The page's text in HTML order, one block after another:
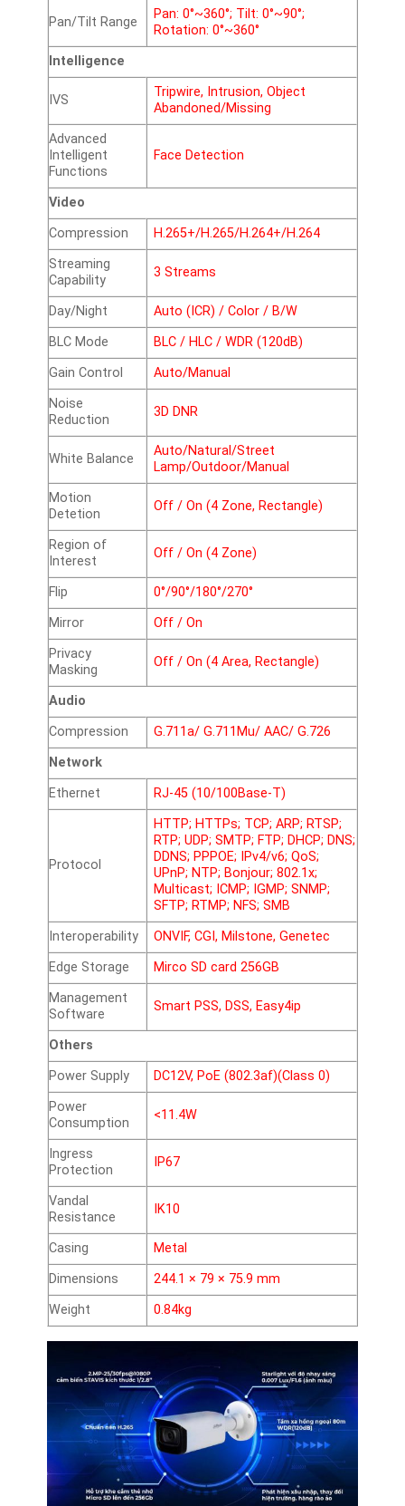
Pan/Tilt Range
Pan: 0°~360°; Tilt: 0°~90°;
Rotation: 0°~360°
Intelligence
IVS
Tripwire, Intrusion, Object
Abandoned/Missing
Advanced
Intelligent
Functions
Face Detection
Video
Compression
H.265+/H.265/H.264+/H.264
Streaming
Capability
3 Streams
Day/Night
Auto (ICR) / Color / B/W
BLC Mode
BLC / HLC / WDR (120dB)
Gain Control
Auto/Manual
Noise
Reduction
3D DNR
White Balance
Auto/Natural/Street
Lamp/Outdoor/Manual
Motion
Detetion
Off / On (4 Zone, Rectangle)
Region of
Interest
Off / On (4 Zone)
Flip
0°/90°/180°/270°
Mirror
Off / On
Privacy
Masking
Off / On (4 Area, Rectangle)
Audio
Compression
G.711a/ G.711Mu/ AAC/ G.726
Network
Ethernet
RJ-45 (10/100Base-T)
Protocol
HTTP; HTTPs; TCP; ARP; RTSP;
RTP; UDP; SMTP; FTP; DHCP; DNS;
DDNS; PPPOE; IPv4/v6; QoS;
UPnP; NTP; Bonjour; 802.1x;
Multicast; ICMP; IGMP; SNMP;
SFTP; RTMP; NFS; SMB
Interoperability
ONVIF, CGI, Milstone, Genetec
Edge Storage
Mirco SD card 256GB
Management
Software
Smart PSS, DSS, Easy4ip
Others
Power Supply
DC12V, PoE (802.3af)(Class 0)
Power
Consumption
<11.4W
Ingress
Protection
IP67
Vandal
Resistance
IK10
Casing
Metal
Dimensions
244.1 × 79 × 75.9 mm
Weight
0.84kg